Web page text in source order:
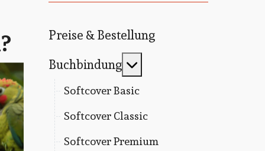
Preise & Bestellung
Buchbindung
Softcover Basic
Softcover Classic
Softcover Premium